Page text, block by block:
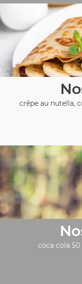
crêpe au nutella,
coca cola 50